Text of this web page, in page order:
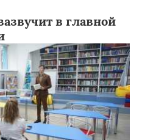
в главной